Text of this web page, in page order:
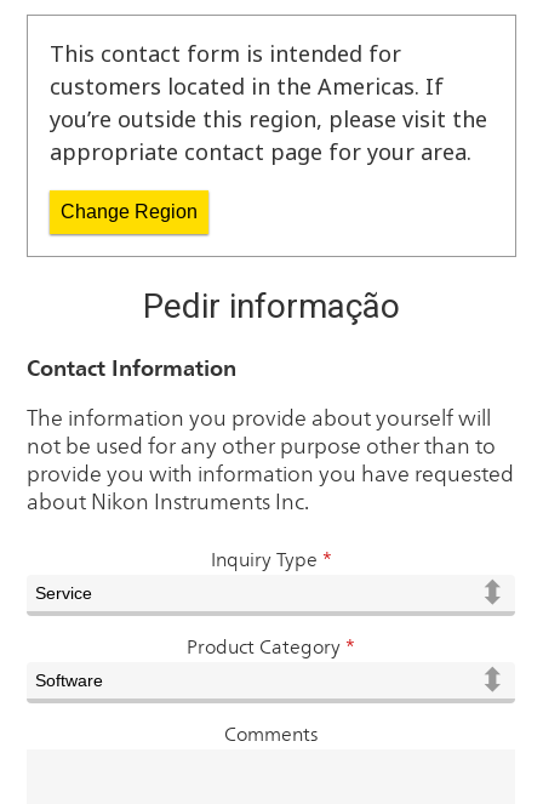
This contact form is intended for
customers located in the Americas. If
you’re outside this region, please visit the
appropriate contact page for your area.
Change Region
Pedir informação